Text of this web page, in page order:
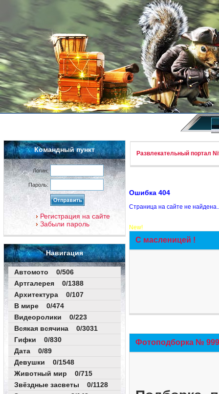
Командный пункт
Логин:
Пароль:
Регистрация на сайте
Забыли пароль
Навигация
Автомото 0/506
Артгалерея 0/1388
Архитектура 0/107
В мире 0/474
Видеоролики 0/223
Всякая всячина 0/3031
Гифки 0/830
Дата 0/89
Девушки 0/1548
Животный мир 0/715
Звёздные засветы 0/1128
Развлекательный портал
Ошибка 404
Страница на сайте не
New!
С масленицей !
Фотоподборка №